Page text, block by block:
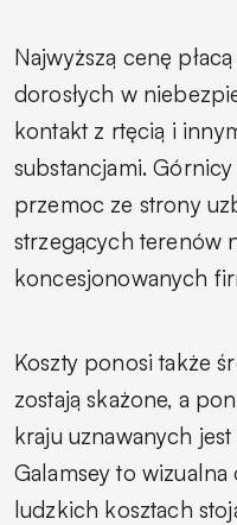
Najwyższą cenę
dorosłych w
kontakt z rtęcią i
substancjami.
przemoc ze strony
strzegących terenów
koncesjonowanych
Koszty ponosi także
zostają skażone, a
kraju uznawanych
Galamsey to
ludzkich kosztach